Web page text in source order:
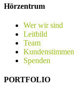
Hörzentrum
Wer wir sind
Leitbild
Team
Kundenstimmen
Spenden
PORTFOLIO